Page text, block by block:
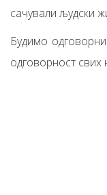
сачували људски
Будимо одговорни
одговорност свих